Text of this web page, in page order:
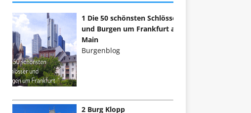
1 Die 50 schönsten Schlösser
und Burgen um Frankfurt am
Main
Burgenblog
2 Burg Klopp